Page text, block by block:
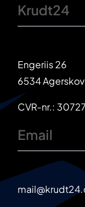
Krudt24
Engeriis 26
6534 Agerskov
CVR-nr.:
Email